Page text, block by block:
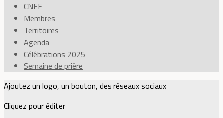
CNEF
Membres
Territoires
Agenda
Célébrations 2025
Semaine de prière
Ajoutez un logo, un bouton, des réseaux sociaux
Cliquez pour éditer